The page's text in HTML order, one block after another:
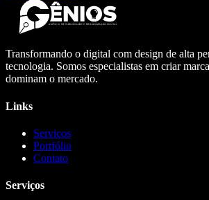
Transformando o digital com design de alta
tecnologia. Somos especialistas em criar
dominam o mercado.
Links
Serviços
Portfólio
Contato
Serviços